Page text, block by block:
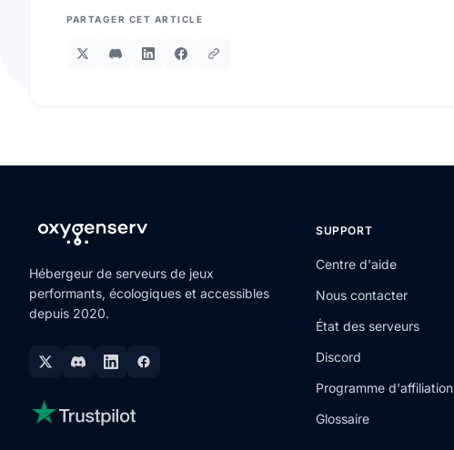
PARTAGER CET ARTICLE
Hébergeur de serveurs de jeux
performants, écologiques et accessibles
depuis 2020.
SUPPORT
Centre d'aide
Nous contacter
État des serveurs
Discord
Programme d'affiliation
Glossaire